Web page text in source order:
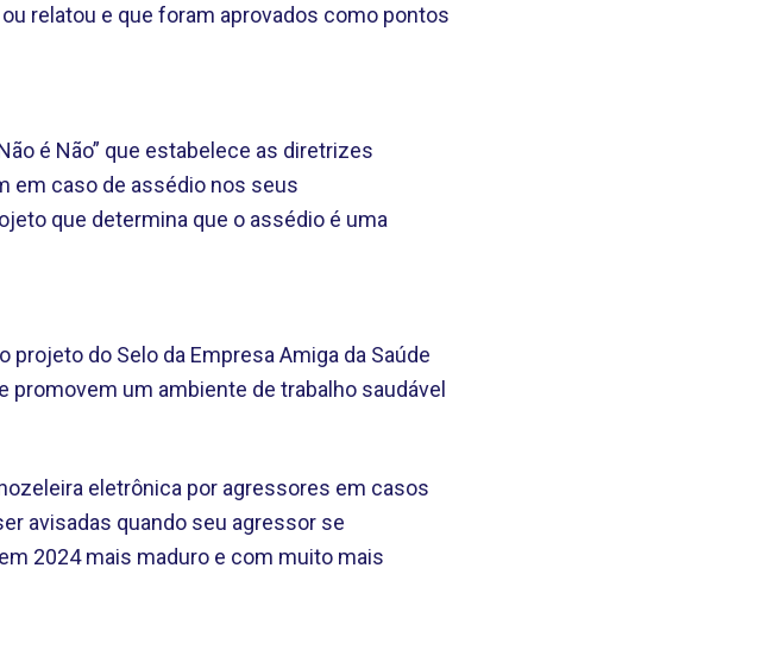
relatou e que foram aprovados como pontos
é Não” que estabelece as diretrizes
em caso de assédio nos seus
que determina que o assédio é uma
do Selo da Empresa Amiga da Saúde
promovem um ambiente de trabalho saudável
eletrônica por agressores em casos
avisadas quando seu agressor se
2024 mais maduro e com muito mais